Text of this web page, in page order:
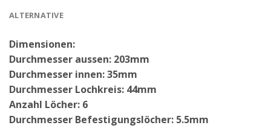
ALTERNATIVE
Dimensionen:
Durchmesser aussen: 203mm
Durchmesser innen: 35mm
Durchmesser Lochkreis: 44mm
Anzahl Löcher: 6
Durchmesser Befestigungslöcher: 5.5mm